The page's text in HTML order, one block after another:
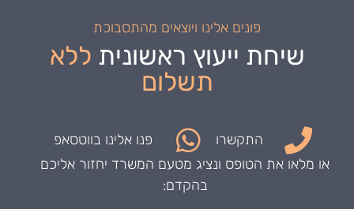
פונים אלינו ויוצאים מהתסבוכת
שיחת ייעוץ ראשונית ללא
תשלום
התקשרו
פנו אלינו בווטסאפ
או מלאו את הטופס ונציג מטעם המשרד יחזור אליכם
בהקדם: